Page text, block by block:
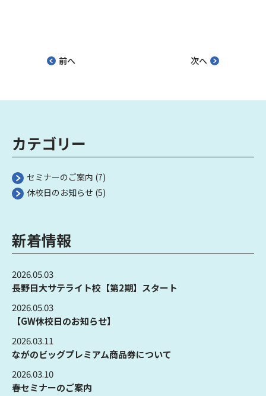
前へ 次へ
カテゴリー
セミナーのご案内 (7)
休校日のお知らせ (5)
新着情報
2026.05.03
長野日大サテライト校【第2期】スタート
2026.05.03
【GW休校日のお知らせ】
2026.03.11
ながのビッグプレミアム商品券について
2026.03.10
春セミナーのご案内